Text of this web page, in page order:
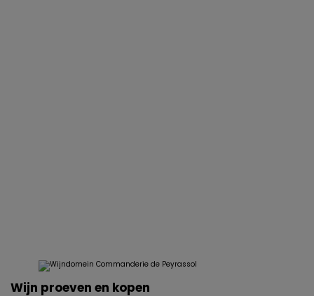
Wijn proeven en kopen